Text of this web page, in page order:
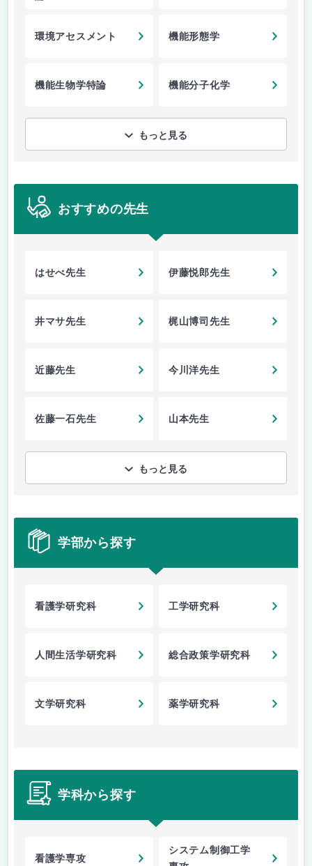
環境アセスメント 機能形態学
機能生物学特論 機能分子化学
もっと見る
おすすめの先生
はせべ先生 伊藤悦郎先生
井マサ先生 梶山博司先生
近藤先生 今川洋先生
佐藤一石先生 山本先生
もっと見る
学部から探す
看護学研究科 工学研究科
人間生活学研究科 総合政策学研究科
文学研究科 薬学研究科
学科から探す
看護学専攻
システム制御工学